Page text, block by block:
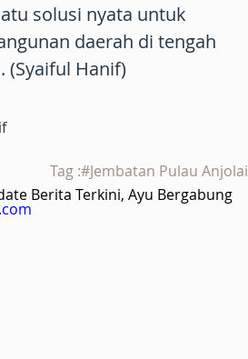
solusi nyata untuk
daerah di tengah
(Syaiful Hanif)
Tag :#Jembatan Pulau Anjolai
Berita Terkini, Ayu Bergabung